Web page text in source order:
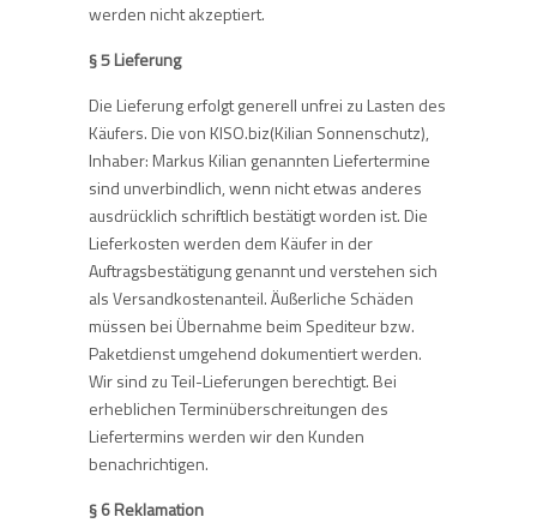
werden nicht akzeptiert.
§ 5 Lieferung
Die Lieferung erfolgt generell unfrei zu Lasten des
Käufers. Die von KISO.biz(Kilian Sonnenschutz),
Inhaber: Markus Kilian genannten Liefertermine
sind unverbindlich, wenn nicht etwas anderes
ausdrücklich schriftlich bestätigt worden ist. Die
Lieferkosten werden dem Käufer in der
Auftragsbestätigung genannt und verstehen sich
als Versandkostenanteil. Äußerliche Schäden
müssen bei Übernahme beim Spediteur bzw.
Paketdienst umgehend dokumentiert werden.
Wir sind zu Teil-Lieferungen berechtigt. Bei
erheblichen Terminüberschreitungen des
Liefertermins werden wir den Kunden
benachrichtigen.
§ 6 Reklamation